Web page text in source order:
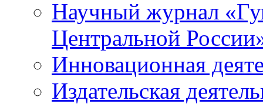
Научный журнал «
Центральной
Инновационная
Издательская